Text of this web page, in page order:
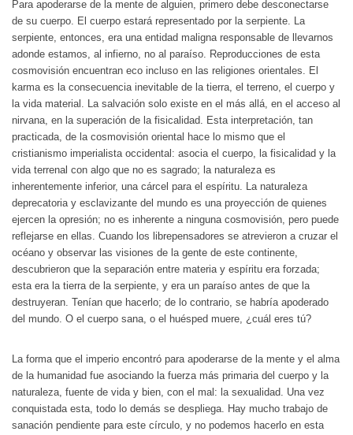
Para apoderarse de la mente de alguien, primero debe desconectarse
de su cuerpo. El cuerpo estará representado por la serpiente. La
serpiente, entonces, era una entidad maligna responsable de llevarnos
adonde estamos, al infierno, no al paraíso. Reproducciones de esta
cosmovisión encuentran eco incluso en las religiones orientales. El
karma es la consecuencia inevitable de la tierra, el terreno, el cuerpo y
la vida material. La salvación solo existe en el más allá, en el acceso al
nirvana, en la superación de la fisicalidad. Esta interpretación, tan
practicada, de la cosmovisión oriental hace lo mismo que el
cristianismo imperialista occidental: asocia el cuerpo, la fisicalidad y la
vida terrenal con algo que no es sagrado; la naturaleza es
inherentemente inferior, una cárcel para el espíritu. La naturaleza
deprecatoria y esclavizante del mundo es una proyección de quienes
ejercen la opresión; no es inherente a ninguna cosmovisión, pero puede
reflejarse en ellas. Cuando los librepensadores se atrevieron a cruzar el
océano y observar las visiones de la gente de este continente,
descubrieron que la separación entre materia y espíritu era forzada;
esta era la tierra de la serpiente, y era un paraíso antes de que la
destruyeran. Tenían que hacerlo; de lo contrario, se habría apoderado
del mundo. O el cuerpo sana, o el huésped muere, ¿cuál eres tú?
La forma que el imperio encontró para apoderarse de la mente y el alma
de la humanidad fue asociando la fuerza más primaria del cuerpo y la
naturaleza, fuente de vida y bien, con el mal: la sexualidad. Una vez
conquistada esta, todo lo demás se despliega. Hay mucho trabajo de
sanación pendiente para este círculo, y no podemos hacerlo en esta